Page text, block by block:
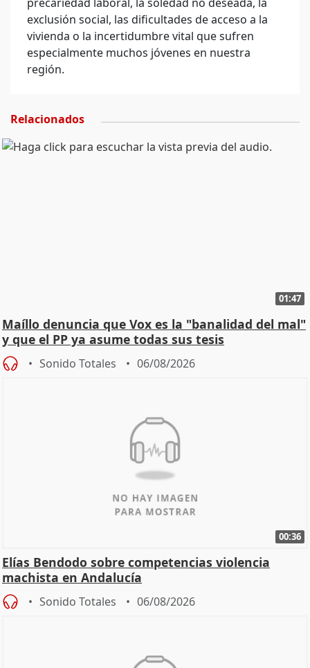
exclusión social, las dificultades de acceso a la
vivienda o la incertidumbre vital que sufren
especialmente muchos jóvenes en nuestra
región.
Relacionados
01:47
Maíllo denuncia que Vox es la "banalidad del mal"
y que el PP ya asume todas sus tesis
Sonido Totales 06/08/2026
00:36
Elías Bendodo sobre competencias violencia
machista en Andalucía
Sonido Totales 06/08/2026